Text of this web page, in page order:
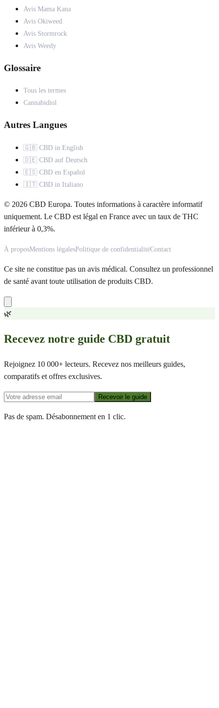
Avis Mama Kana
Avis Okiweed
Avis Stormrock
Avis Weedy
Glossaire
Tous les termes
Cannabidiol
Autres Langues
🇬🇧 CBD in English
🇩🇪 CBD auf Deutsch
🇪🇸 CBD en Español
🇮🇹 CBD in Italiano
© 2026 CBD Europa. Toutes informations à caractère informatif
uniquement. Le CBD est légal en France avec un taux de THC
inférieur à 0,3%.
À proposMentions légalesPolitique de confidentialitéContact
Ce site ne constitue pas un avis médical. Consultez un professionnel
de santé avant toute utilisation de produits CBD.
🌿
Recevez notre guide CBD gratuit
Rejoignez 10 000+ lecteurs. Recevez nos meilleurs guides,
comparatifs et offres exclusives.
Recevoir le guide
Pas de spam. Désabonnement en 1 clic.